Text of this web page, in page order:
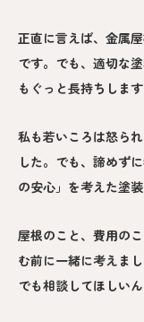
正直に言えば、金属
です。でも、適切な
もぐっと長持ちします
私も若いころは怒ら
した。でも、諦めず
の安心」を考えた塗
屋根のこと、費用の
む前に一緒に考えま
でも相談してほしいん